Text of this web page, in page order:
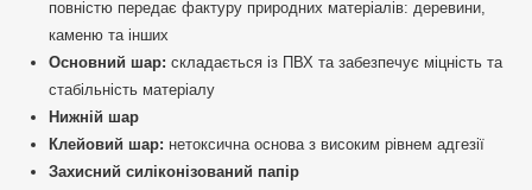
повністю передає фактуру природних матеріалів: деревини,
каменю та інших
Основний шар: складається із ПВХ та забезпечує міцність та
стабільність матеріалу
Нижній шар
Клейовий шар: нетоксична основа з високим рівнем адгезії
Захисний силіконізований папір